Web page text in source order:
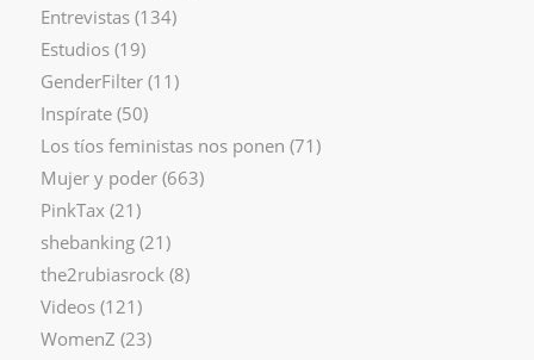
Entrevistas(134)
Estudios(19)
GenderFilter(11)
Inspírate(50)
Los tíos feministas nos ponen (71)
Mujer y poder(663)
PinkTax(21)
shebanking(21)
the2rubiasrock(8)
Videos(121)
WomenZ (23)